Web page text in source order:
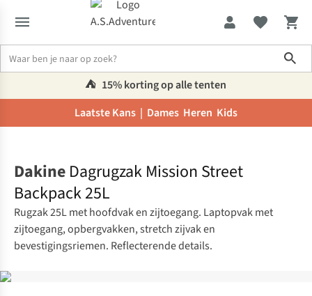
⛺️ 15% korting op alle tenten
Laatste Kans | Dames Heren Kids
Dakine Dagrugzak Mission Street
Backpack 25L
Rugzak 25L met hoofdvak en zijtoegang. Laptopvak met
zijtoegang, opbergvakken, stretch zijvak en
bevestigingsriemen. Reflecterende details.